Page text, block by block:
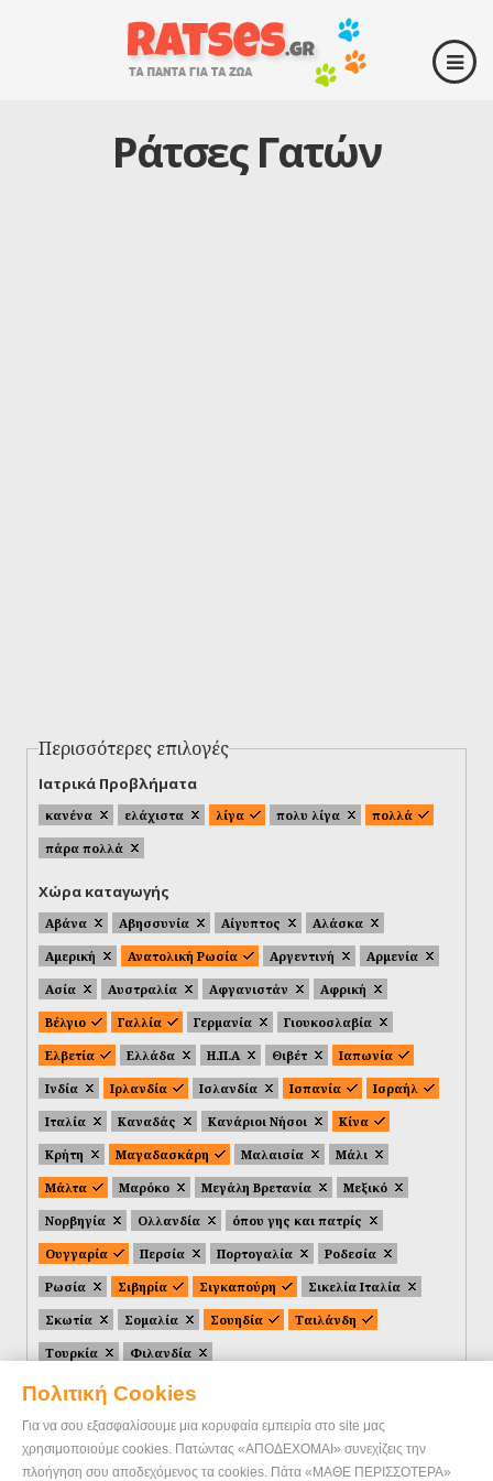
Πολιτική Cookies
Για να σου εξασφαλίσουμε μια κορυφαία εμπειρία στο site μας
χρησιμοποιούμε cookies. Πατώντας «ΑΠΟΔΕΧΟΜΑΙ» συνεχίζεις την
πλοήγηση σου αποδεχόμενος τα cookies. Πάτα «ΜΑΘΕ ΠΕΡΙΣΣΟΤΕΡΑ»
Ράτσες Γατών
Περισσότερες επιλογές
Ιατρικά Προβλήματα
κανένα ελάχιστα λίγα πολυ λίγα
πολλά
πάρα πολλά
Χώρα καταγωγής
Αβάνα Αβησσυνία Αίγυπτος
Αλάσκα
Αμερική
Ανατολική Ρωσία Αργεντινή
Αρμενία
Ασία
Αυστραλία Αφγανιστάν
Αφρική
Βέλγιο
Γαλλία Γερμανία
Γιουκοσλαβία
Ελβετία
Ελλάδα Η.Π.Α Θιβέτ
Ιαπωνία
Ινδία
Ιρλανδία Ισλανδία Ισπανία
Ισραήλ
Ιταλία
Καναδάς Κανάριοι Νήσοι
Κίνα
Κρήτη
Μαγαδασκάρη Μαλαισία
Μάλι
Μάλτα
Μαρόκο Μεγάλη Βρετανία
Μεξικό
Νορβηγία
Ολλανδία
όπου γης και πατρίς
Ουγγαρία
Περσία Πορτογαλία
Ροδεσία
Ρωσία
Σιβηρία Σιγκαπούρη
Σικελία Ιταλία
Σκωτία
Σομαλία Σουηδία
Ταιλάνδη
Τουρκία
Φιλανδία